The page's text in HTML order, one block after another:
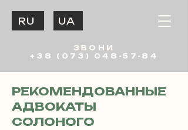
ЗВОНИ
+38 (073) 048-57-84
UA
RU
РЕКОМЕНДОВАННЫЕ
АДВОКАТЫ
СОЛОНОГО